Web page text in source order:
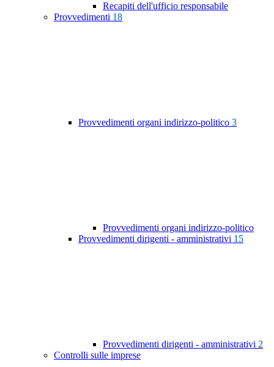
Recapiti dell'ufficio responsabile
Provvedimenti 18
Provvedimenti organi indirizzo-politico 3
Provvedimenti organi indirizzo-politico
Provvedimenti dirigenti - amministrativi 15
Provvedimenti dirigenti - amministrativi 2
Controlli sulle imprese